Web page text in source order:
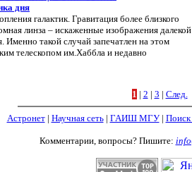
дня
галактик. Гравитация более близкого
линза – искаженные изображения далекой
Именно такой случай запечатлен на этом
телескопом им.Хаббла и недавно
1 | 2 | 3 | След.
Астронет| Научная сеть| ГАИШ МГУ|
Комментарии, вопросы? Пишите: